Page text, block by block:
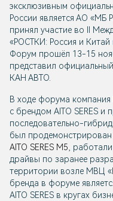
эксклюзивным
России является АО «МБ
принял участие во II
«РОСТКИ: Россия и Китай
Форум прошёл 13-15
представил
КАН АВТО.
В ходе форума
с брендом AITO SERES и
последовательно-
был продемонстрирован
AITO SERES М5 ,
драйвы по заранее
территории возле МВЦ
бренда в форуме
AITO SERES в кругах